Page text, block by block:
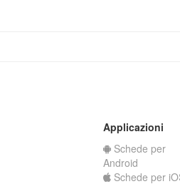
Applicazioni
Schede per
Android
Schede per